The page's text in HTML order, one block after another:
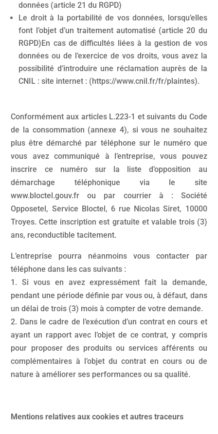
données (article 21 du RGPD)
Le droit à la portabilité de vos données, lorsqu’elles
font l’objet d’un traitement automatisé (article 20 du
RGPD)En cas de difficultés liées à la gestion de vos
données ou de l’exercice de vos droits, vous avez la
possibilité d’introduire une réclamation auprès de la
CNIL : site internet : (https://www.cnil.fr/fr/plaintes).
Conformément aux articles L.223-1 et suivants du Code
de la consommation (annexe 4), si vous ne souhaitez
plus être démarché par téléphone sur le numéro que
vous avez communiqué à l’entreprise, vous pouvez
inscrire ce numéro sur la liste d’opposition au
démarchage téléphonique via le site
www.bloctel.gouv.fr ou par courrier à : Société
Opposetel, Service Bloctel, 6 rue Nicolas Siret, 10000
Troyes. Cette inscription est gratuite et valable trois (3)
ans, reconductible tacitement.
L’entreprise pourra néanmoins vous contacter par
téléphone dans les cas suivants :
1. Si vous en avez expressément fait la demande,
pendant une période définie par vous ou, à défaut, dans
un délai de trois (3) mois à compter de votre demande.
2. Dans le cadre de l’exécution d’un contrat en cours et
ayant un rapport avec l’objet de ce contrat, y compris
pour proposer des produits ou services afférents ou
complémentaires à l’objet du contrat en cours ou de
nature à améliorer ses performances ou sa qualité.
Mentions relatives aux cookies et autres traceurs